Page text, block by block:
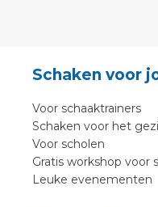
Schaken voor
Voor schaaktrainers
Schaken voor het
Voor scholen
Gratis workshop voor
Leuke evenementen